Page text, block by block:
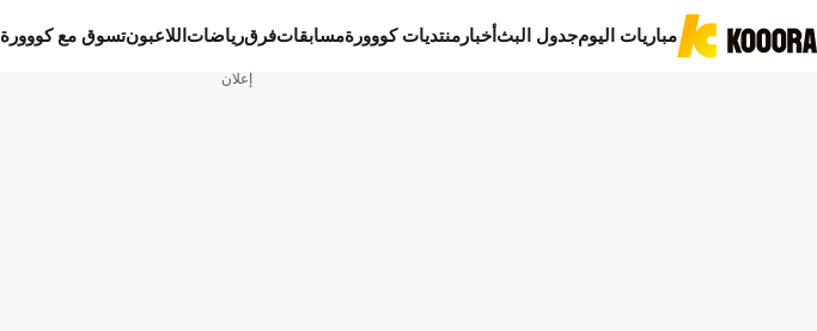
مباريات اليومجدول البثأخبار منتديات كووورةمسابقاتفرقرياضات اللاعبونتسوق مع كووورة
إعلان